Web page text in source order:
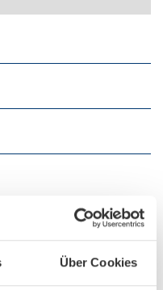
Über Cookies